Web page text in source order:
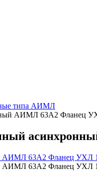
типа АИМЛ
АИМЛ 63А2 Фланец